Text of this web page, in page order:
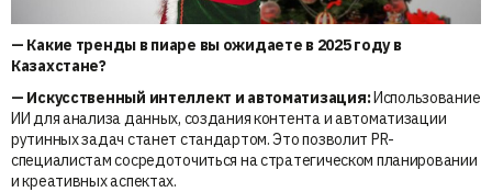
— Какие тренды в пиаре вы ожидаете в 2025 году в
Казахстане?
— Искусственный интеллект и автоматизация:Использование
ИИ для анализа данных, создания контента и автоматизации
рутинных задач станет стандартом. Это позволит PR-
специалистам сосредоточиться на стратегическом планировании
и креативных аспектах.